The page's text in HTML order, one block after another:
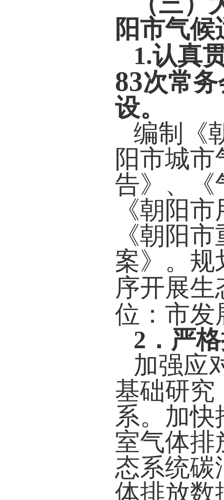
阳市气
1.认真
83次常
设。
编制《
阳市城
告》、《
《朝阳
《朝阳
案》。规
序开展生
位：市发
2 ．严
加强应
基础研究
系。加
室气体排
态系统碳
体排放数